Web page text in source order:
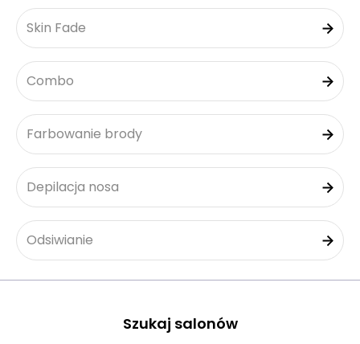
Skin Fade
Combo
Farbowanie brody
Depilacja nosa
Odsiwianie
Szukaj salonów